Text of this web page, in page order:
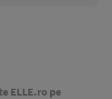
ELLE.ro pe